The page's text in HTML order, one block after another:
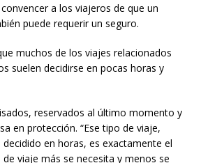
a los viajeros de que un
puede requerir un seguro.
muchos de los viajes relacionados
suelen decidirse en pocas horas y
reservados al último momento y
en protección. “Ese tipo de viaje,
en horas, es exactamente el
viaje más se necesita y menos se